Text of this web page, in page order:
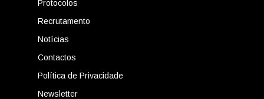
Protocolos
Recrutamento
Notícias
Contactos
Política de Privacidade
Newsletter